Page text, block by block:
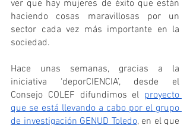
ver que hay mujeres de éxito que están
haciendo cosas maravillosas por un
sector cada vez más importante en la
sociedad.
Hace unas semanas, gracias a la
iniciativa ‘deporCIENCIA’, desde el
Consejo COLEF difundimos el proyecto
que se está llevando a cabo por el grupo
de investigación GENUD Toledo, en el que